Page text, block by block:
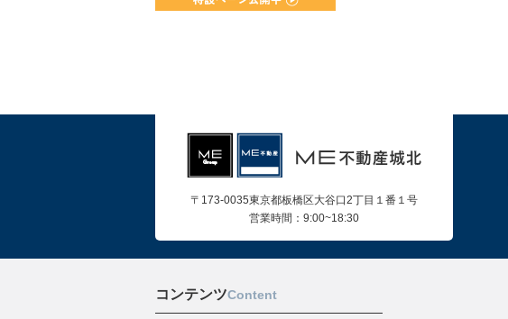
〒173-0035東京都板橋区大谷口2丁目１番１号
営業時間：9:00~18:30
コンテンツContent